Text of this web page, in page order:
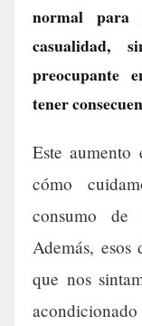
normal para
casualidad,
preocupante
tener
Este aumento
cómo
consumo de
Además,
que nos